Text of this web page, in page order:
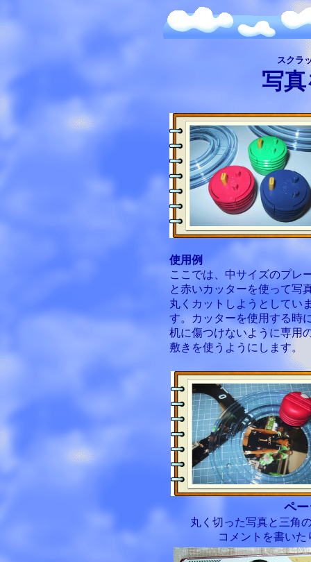
スクラ
写
使用例
ここでは、中サイズのプレ
と赤いカッターを使って写
丸くカットしようとしてい
す。カッターを使用する時
机に傷つけないように専用
敷きを使うようにします。
ペ
丸く切った写真と三角
コメントを書い